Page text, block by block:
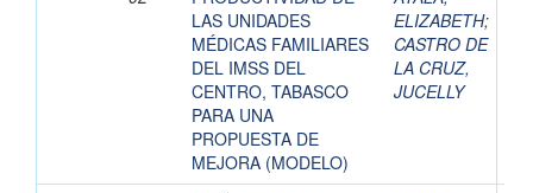
LAS UNIDADES
MÉDICAS FAMILIARES
DEL IMSS DEL
CENTRO, TABASCO
PARA UNA
PROPUESTA DE
MEJORA (MODELO)
ELIZABETH;
CASTRO DE
LA CRUZ,
JUCELLY